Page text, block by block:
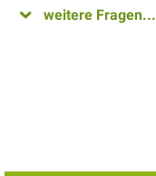
weitere Fragen...